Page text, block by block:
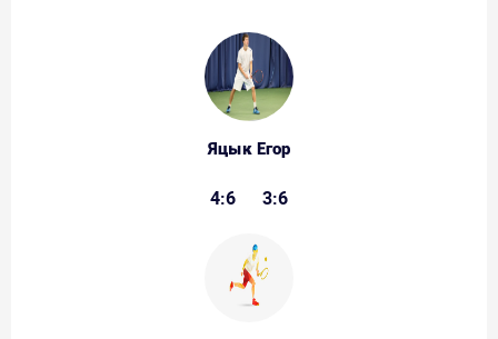
Яцык Егор
4:6 3:6